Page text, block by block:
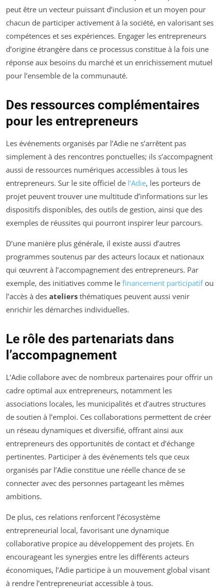
peut être un vecteur puissant d’inclusion et un moyen pour
chacun de participer activement à la société, en valorisant ses
compétences et ses expériences. Engager les entrepreneurs
d’origine étrangère dans ce processus constitue à la fois une
réponse aux besoins du marché et un enrichissement mutuel
pour l’ensemble de la communauté.
Des ressources complémentaires
pour les entrepreneurs
Les événements organisés par l’Adie ne s’arrêtent pas
simplement à des rencontres ponctuelles; ils s’accompagnent
aussi de ressources numériques accessibles à tous les
entrepreneurs. Sur le site officiel de l’Adie, les porteurs de
projet peuvent trouver une multitude d’informations sur les
dispositifs disponibles, des outils de gestion, ainsi que des
exemples de réussites qui pourront inspirer leur parcours.
D’une manière plus générale, il existe aussi d’autres
programmes soutenus par des acteurs locaux et nationaux
qui œuvrent à l’accompagnement des entrepreneurs. Par
exemple, des initiatives comme le financement participatifou
l’accès à des ateliers thématiques peuvent aussi venir
enrichir les démarches individuelles.
Le rôle des partenariats dans
l’accompagnement
L’Adie collabore avec de nombreux partenaires pour offrir un
cadre optimal aux entrepreneurs, notamment les
associations locales, les municipalités et d’autres structures
de soutien à l’emploi. Ces collaborations permettent de créer
un réseau dynamiques et diversifié, offrant ainsi aux
entrepreneurs des opportunités de contact et d’échange
pertinentes. Participer à des événements tels que ceux
organisés par l’Adie constitue une réelle chance de se
connecter avec des personnes partageant les mêmes
ambitions.
De plus, ces relations renforcent l’écosystème
entrepreneurial local, favorisant une dynamique
collaborative propice au développement des projets. En
encourageant les synergies entre les différents acteurs
économiques, l’Adie participe à un mouvement global visant
à rendre l’entrepreneuriat accessible à tous.